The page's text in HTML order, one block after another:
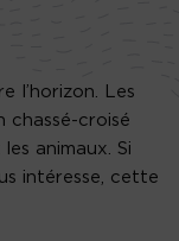
l’horizon. Les
chassé-croisé
animaux. Si
intéresse, cette